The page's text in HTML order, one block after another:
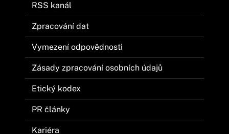
RSS kanál
Zpracování dat
Vymezení odpovědnosti
Zásady zpracování osobních údajů
Etický kodex
PR články
Kariéra